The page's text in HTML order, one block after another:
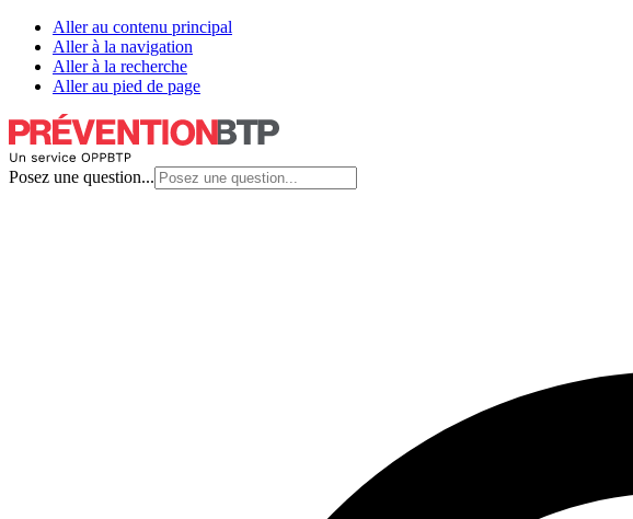
Aller au contenu principal
Aller à la navigation
Aller à la recherche
Aller au pied de page
Posez une question...